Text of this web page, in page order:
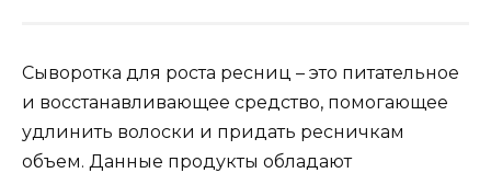
Сыворотка для роста ресниц – это питательное
и восстанавливающее средство, помогающее
удлинить волоски и придать ресничкам
объем. Данные продукты обладают